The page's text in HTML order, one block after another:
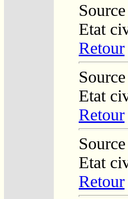
Etat
Retour
Etat
Retour
Etat
Retour